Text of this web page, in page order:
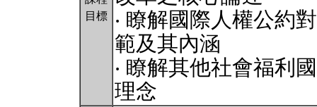
目標
‧ 瞭解國際人權公約
範及其內涵
‧ 瞭解其他社會福利
理念